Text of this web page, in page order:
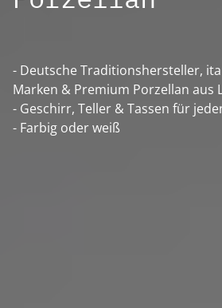
- Deutsche Traditionshersteller,
Marken & Premium Porzellan aus
- Geschirr, Teller & Tassen für
- Farbig oder weiß